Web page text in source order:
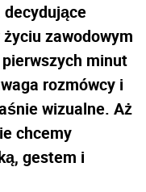
zawodowym
minut
rozmówcy i
wizualne. Aż
chcemy
gestem i